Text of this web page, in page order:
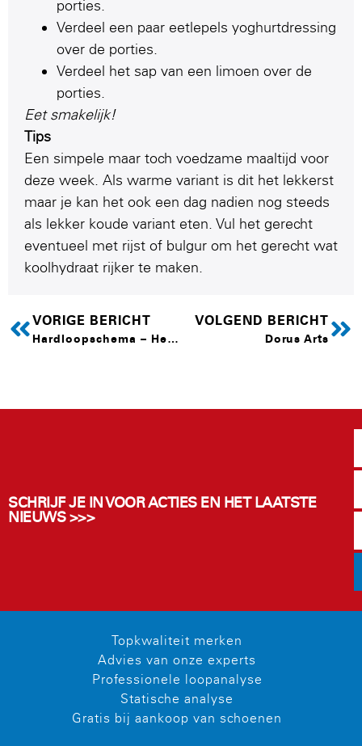
porties.
Verdeel een paar eetlepels yoghurtdressing
over de porties.
Verdeel het sap van een limoen over de
porties.
Eet smakelijk!
Tips
Een simpele maar toch voedzame maaltijd voor
deze week. Als warme variant is dit het lekkerst
maar je kan het ook een dag nadien nog steeds
als lekker koude variant eten. Vul het gerecht
eventueel met rijst of bulgur om het gerecht wat
koolhydraat rijker te maken.
VORIGE BERICHT
Hardloopschema – Hele marathon
VOLGEND BERICHT
Dorus Arts
SCHRIJF JE IN VOOR ACTIES EN HET LAATSTE
NIEUWS >>>
Topkwaliteit merken
Advies van onze experts
Professionele loopanalyse
Statische analyse
Gratis bij aankoop van schoenen